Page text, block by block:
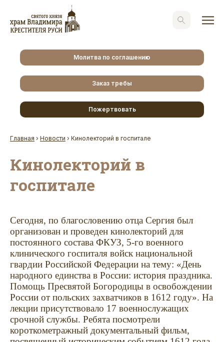
Молитва по соглашению
Заказ требы
Пожертвовать
Главная › Новости › Кинолекторий в госпитале
Кинолекторий в
госпитале
Сегодня, по благословению отца Сергия был
организован и проведен кинолекторий для
постоянного состава ФКУЗ, 5-го военного
клинического госпиталя войск национальной
гвардии Российской Федерации на тему: «День
народного единства в России: история праздника.
Помощь Пресвятой Богородицы в освобождении
России от польских захватчиков в 1612 году». На
лекции присутствовало 17 военнослужащих
срочной службы. Ребята посмотрели
короткометражный документальный фильм,